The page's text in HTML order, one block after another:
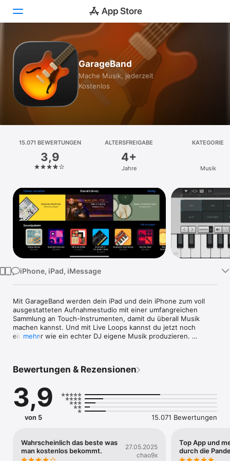
Heute
Spiele
Apps
Plattform
iPhone
iPad
Mac
Vision
Watch
GarageBand
Mache Musik, jederzeit
Kostenlos
15.071 BEWERTUNGEN
3,9
ALTERSFREIGABE
4+
Jahre
KATEGORIE
Musik
iPhone, iPad, iMessage
Mit GarageBand werden dein iPad und dein iPhone zum voll
ausgestatteten Aufnahmestudio mit einer umfangreichen
Sammlung an Touch-Instrumenten, damit du überall Musik
machen kannst. Und mit Live Loops kannst du jetzt noch
einfacher wie ein echter DJ eigene Musik produzieren.
gespielt hast. Schließe deine E-Gitarre bzw. deinen E-Bass an
Touch-Instrument, ein Mikrofon oder eine Gitarre, um
Performances mit bis zu 32 Spuren aufzunehmen. Verwende
die neue Sound Library, um weitere kostenlose Instrumente,
Loops und Sound-Pakete zu laden, die von einigen der
Familie teilen.
Live Loops. Musik machen wie ein DJ
mehr
Bewertungen & Rezensionen
3,9
von 5 15.071 Bewertungen
Wahrscheinlich das beste was
man kostenlos bekommt.
27.05.2025
chao9x
Top App und
durch die